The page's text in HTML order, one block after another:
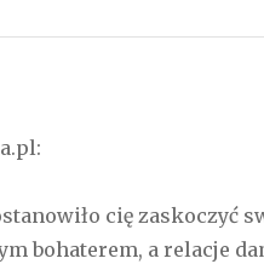
cię zaskoczyć
bohaterem, a relacje